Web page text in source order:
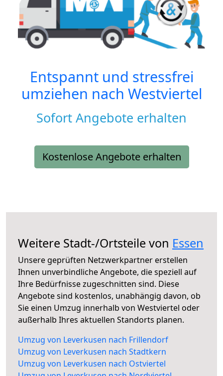
Entspannt und stressfrei
umziehen nach Westviertel
Sofort Angebote erhalten
Kostenlose Angebote erhalten
Weitere Stadt-/Ortsteile von Essen
Unsere geprüften Netzwerkpartner erstellen
Ihnen unverbindliche Angebote, die speziell auf
Ihre Bedürfnisse zugeschnitten sind. Diese
Angebote sind kostenlos, unabhängig davon, ob
Sie einen Umzug innerhalb von Westviertel oder
außerhalb Ihres aktuellen Standorts planen.
Umzug von Leverkusen nach Frillendorf
Umzug von Leverkusen nach Stadtkern
Umzug von Leverkusen nach Ostviertel